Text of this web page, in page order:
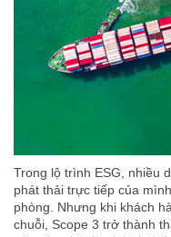
Trong lộ trình ESG, nhiều
phát thải trực tiếp của
phòng. Nhưng khi khách
chuỗi, Scope 3 trở thành